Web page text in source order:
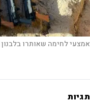
אמצעי לחימה שאותרו בלבנון
תגיות